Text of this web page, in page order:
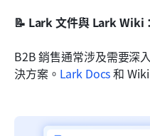
📝 Lark 文件與 Lark Wiki
B2B 銷售通常涉及需要深
決方案。 Lark Docs 和